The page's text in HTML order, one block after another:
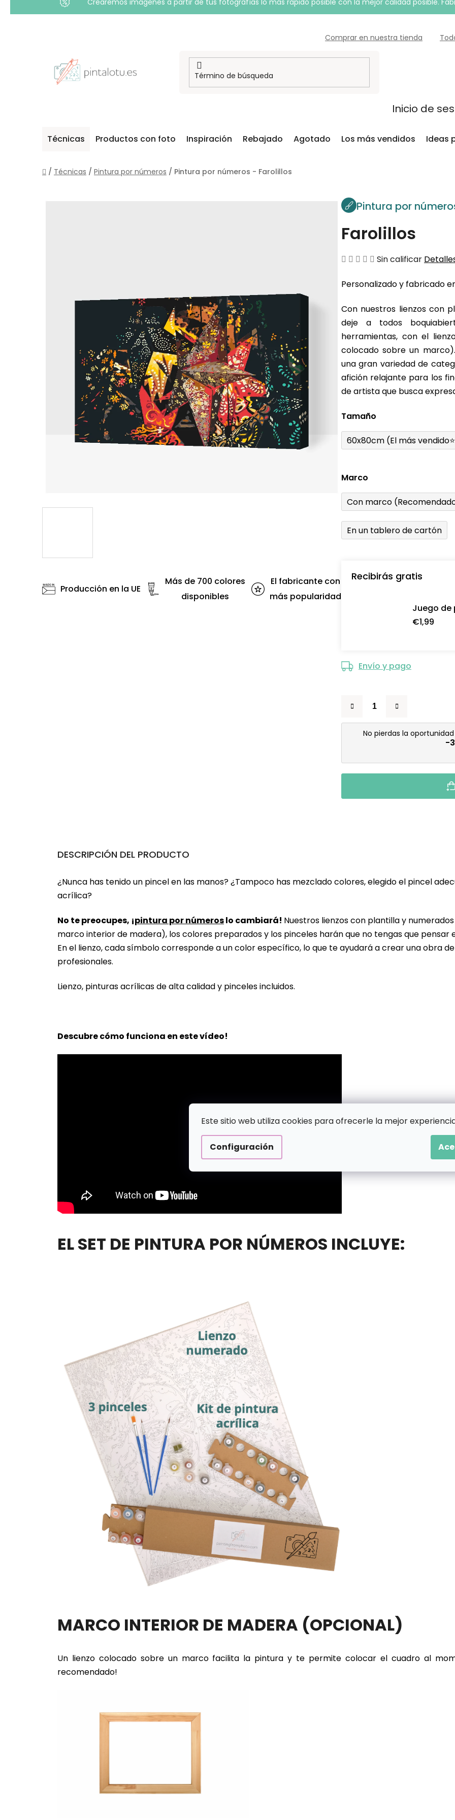
Este sitio web utiliza cookies para ofrecerle la mejor
Configuración
Crearemos imágenes a partir de tus fotografías lo más rápido posible con la mejor calidad posible.
Comprar en nuestra tienda
Inicio de
Técnicas Productos con foto Inspiración Rebajado Agotado Los más vendidos Ideas
Inicio
/ Técnicas / Pintura por números / Pintura por números - Farolillos
Pintura por
Farolillos
La
media
producto
es
de
0,0
sobre
5
estrellas.
Sin calificar
Personalizado y fabricado
Con nuestros lienzos con
deje a todos
herramientas, con el
colocado sobre un
una gran variedad de
afición relajante para los
de artista que busca
Tamaño
60x80cm (El más
Marco
Con marco
En un tablero de cartón
Recibirás gratis
Juego de
€1,99
Envío y pago
No pierdas la
-
Producción en la UE
Más de 700 colores
disponibles
El fabricante con
más popularidad
DESCRIPCIÓN DEL PRODUCTO
¿Nunca has tenido un pincel en las manos? ¿Tampoco has mezclado colores, elegido el pincel
acrílica?
No te preocupes, ¡pintura por númeroslo cambiará! Nuestros lienzos con plantilla y
marco interior de madera), los colores preparados y los pinceles harán que no tengas que pensar
En el lienzo, cada símbolo corresponde a un color específico, lo que te ayudará a crear una obra
profesionales.
Lienzo, pinturas acrílicas de alta calidad y pinceles incluidos.
Descubre cómo funciona en este vídeo!
EL SET DE PINTURA POR NÚMEROS INCLUYE:
MARCO INTERIOR DE MADERA (OPCIONAL)
Un lienzo colocado sobre un marco facilita la pintura y te permite colocar el cuadro al
recomendado!